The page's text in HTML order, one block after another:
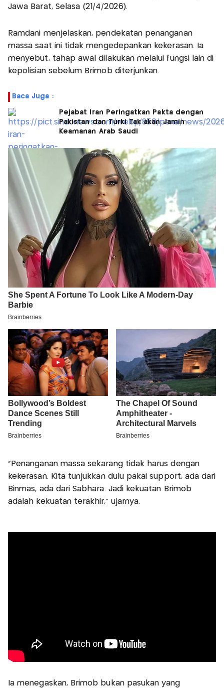
Jawa Barat, Selasa (21/4/2026).
Ramdani menjelaskan, pendekatan penanganan
massa saat ini tidak mengedepankan kekerasan. Ia
menyebut, tahap awal dilakukan melalui fungsi lain di
kepolisian sebelum Brimob diterjunkan.
Baca Juga :
Pejabat Iran Peringatkan Pakta dengan
Pakistan dan Turki Tak akan Jamin
Keamanan Arab Saudi
“Penanganan massa sekarang tidak harus dengan
kekerasan. Kita tunjukkan dulu pakai support, ada dari
Binmas, ada dari Sabhara. Jadi kekuatan Brimob
adalah kekuatan terakhir,” ujarnya.
Ia menegaskan, Brimob bukan pasukan yang